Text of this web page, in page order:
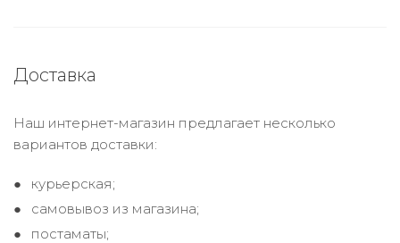
Доставка
Наш интернет-магазин предлагает несколько
вариантов доставки:
курьерская;
самовывоз из магазина;
постаматы;